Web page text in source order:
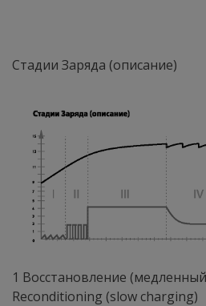
Стадии Заряда (описание)
1 Восстановление
Reconditioning (slow charging)